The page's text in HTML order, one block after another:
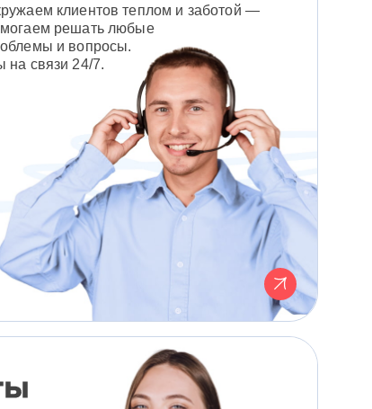
клиентов теплом и заботой —
решать любые
и вопросы.
на связи 24/7.